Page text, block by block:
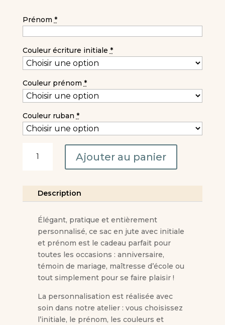
Prénom *
Couleur écriture initiale *
Couleur prénom *
Couleur ruban *
Initiale
Ajouter au panier
Description
Élégant, pratique et entièrement
personnalisé, ce sac en jute avec initiale
et prénom est le cadeau parfait pour
toutes les occasions : anniversaire,
témoin de mariage, maîtresse d’école ou
tout simplement pour se faire plaisir !
La personnalisation est réalisée avec
soin dans notre atelier : vous choisissez
l’initiale, le prénom, les couleurs et